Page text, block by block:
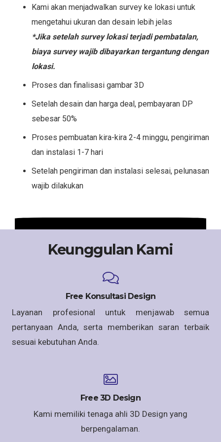
Kami akan menjadwalkan survey ke lokasi untuk
mengetahui ukuran dan desain lebih jelas
*Jika setelah survey lokasi terjadi pembatalan,
biaya survey wajib dibayarkan tergantung dengan
lokasi.
Proses dan finalisasi gambar 3D
Setelah desain dan harga deal, pembayaran DP
sebesar 50%
Proses pembuatan kira-kira 2-4 minggu, pengiriman
dan instalasi 1-7 hari
Setelah pengiriman dan instalasi selesai, pelunasan
wajib dilakukan
Keunggulan Kami
Free Konsultasi Design
Layanan profesional untuk menjawab semua
pertanyaan Anda, serta memberikan saran terbaik
sesuai kebutuhan Anda.
Free 3D Design
Kami memiliki tenaga ahli 3D Design yang
berpengalaman.